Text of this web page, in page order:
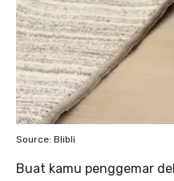
Source: Blibli
Buat kamu penggemar